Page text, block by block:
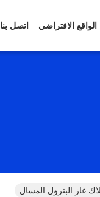
الواقع الافتراضي اتصل بنا